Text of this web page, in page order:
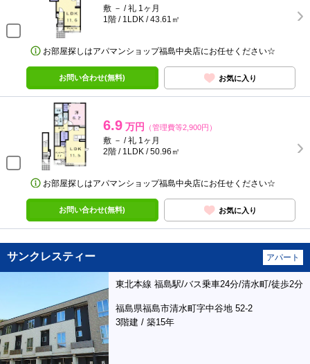
敷 － / 礼 1ヶ月
1階 / 1LDK / 43.61㎡
お部屋探しはアパマンショップ福島中央店にお任せください☆
お問い合わせ(無料) お気に入り
6.9 万円 （管理費等2,900円）
敷 － / 礼 1ヶ月
2階 / 1LDK / 50.96㎡
お部屋探しはアパマンショップ福島中央店にお任せください☆
お問い合わせ(無料) お気に入り
サンクレスティー アパート
東北本線 福島駅/バス乗車24分/清水町/徒歩2分
福島県福島市清水町字中谷地 52-2
3階建 / 築15年